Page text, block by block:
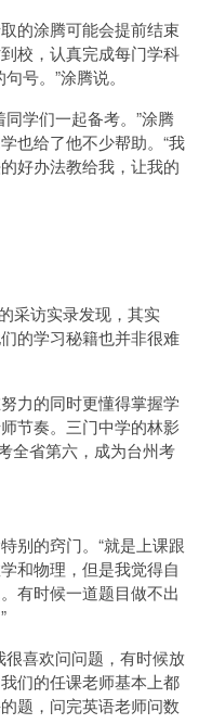
的涂腾可能会提前结束
校，认真完成每门学科
号。”涂腾说。
学们一起备考。”涂腾
也给了他不少帮助。“我
好办法教给我，让我的
采访实录发现，其实
的学习秘籍也并非很难
力的同时更懂得掌握学
节奏。三门中学的林影
全省第六，成为台州考
的窍门。“就是上课跟
和物理，但是我觉得自
有时候一道题目做不出
喜欢问问题，有时候放
们的任课老师基本上都
题，问完英语老师问数